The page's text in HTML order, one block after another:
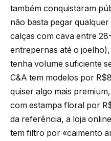
também conquistaram
não basta pegar
calças com cava entre
entrepernas até o
tenha volume suficiente
C&A tem modelos por
quiser algo mais
com estampa floral por
da referência, a loja
tem filtro por «caimento